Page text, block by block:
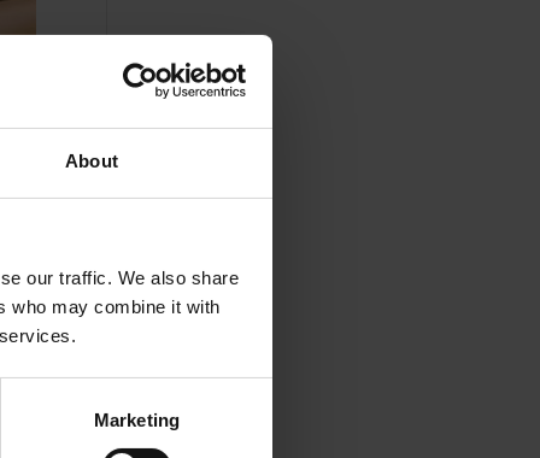
About
our traffic. We also share
who may combine it with
Marketing